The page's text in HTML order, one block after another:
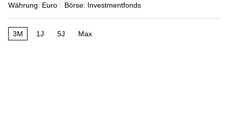
Währung: Euro
Börse: Investmentfonds
3M 1J 5J Max